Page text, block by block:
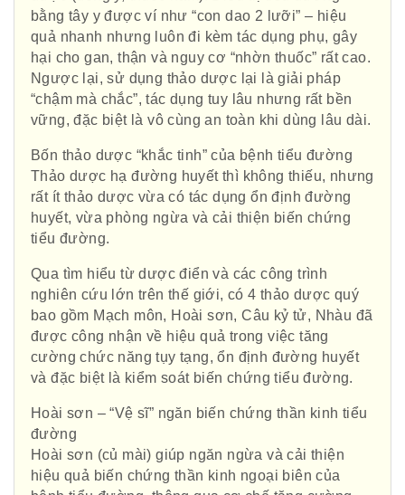
bằng tây y được ví như “con dao 2 lưỡi” – hiệu
quả nhanh nhưng luôn đi kèm tác dụng phụ, gây
hại cho gan, thận và nguy cơ “nhờn thuốc” rất cao.
Ngược lại, sử dụng thảo dược lại là giải pháp
“chậm mà chắc”, tác dụng tuy lâu nhưng rất bền
vững, đặc biệt là vô cùng an toàn khi dùng lâu dài.
Bốn thảo dược “khắc tinh” của bệnh tiểu đường
Thảo dược hạ đường huyết thì không thiếu, nhưng
rất ít thảo dược vừa có tác dụng ổn định đường
huyết, vừa phòng ngừa và cải thiện biến chứng
tiểu đường.
Qua tìm hiểu từ dược điển và các công trình
nghiên cứu lớn trên thế giới, có 4 thảo dược quý
bao gồm Mạch môn, Hoài sơn, Câu kỷ tử, Nhàu đã
được công nhận về hiệu quả trong việc tăng
cường chức năng tụy tạng, ổn định đường huyết
và đặc biệt là kiểm soát biến chứng tiểu đường.
Hoài sơn – “Vệ sĩ” ngăn biến chứng thần kinh tiểu
đường
Hoài sơn (củ mài) giúp ngăn ngừa và cải thiện
hiệu quả biến chứng thần kinh ngoại biên của